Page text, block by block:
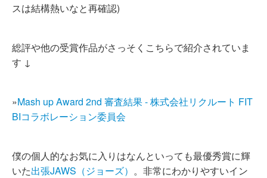
スは結構熱いなと再確認)
総評や他の受賞作品がさっそくこちらで紹介されていま
す ↓
»Mash up Award 2nd 審査結果 - 株式会社リクルート FIT
BIコラボレーション委員会
僕の個人的なお気に入りはなんといっても最優秀賞に輝
いた出張JAWS（ジョーズ） 。非常にわかりやすいイン